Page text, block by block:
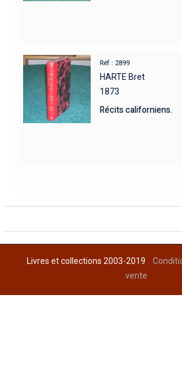
Réf : 2899
HARTE Bret
1873
Récits californiens.
Livres et collections 2003-2019
vente